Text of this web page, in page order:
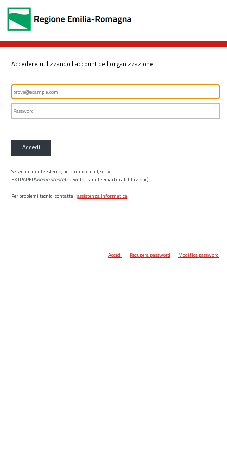
Accedere utilizzando l'account dell'organizzazione
Accedi
Se sei un utente esterno, nel campo email, scrivi
EXTRARER\nome utente(ricevuto tramite email di abilitazione)
Per problemi tecnici contatta l’assistenza informatica.
Accedi Recupera password Modifica password